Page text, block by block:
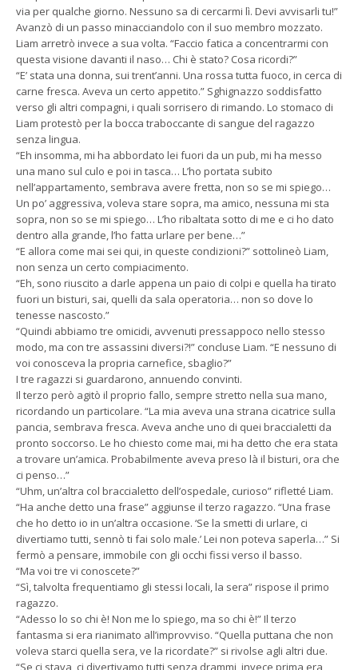
via per qualche giorno. Nessuno sa di cercarmi lì. Devi avvisarli tu!”
Avanzò di un passo minacciandolo con il suo membro mozzato.
Liam arretrò invece a sua volta. “Faccio fatica a concentrarmi con
questa visione davanti il naso… Chi è stato? Cosa ricordi?”
“E’ stata una donna, sui trent’anni. Una rossa tutta fuoco, in cerca di
carne fresca. Aveva un certo appetito.” Sghignazzo soddisfatto
verso gli altri compagni, i quali sorrisero di rimando. Lo stomaco di
Liam protestò per la bocca traboccante di sangue del ragazzo
senza lingua.
“Eh insomma, mi ha abbordato lei fuori da un pub, mi ha messo
una mano sul culo e poi in tasca… L’ho portata subito
nell’appartamento, sembrava avere fretta, non so se mi spiego…
Un po’ aggressiva, voleva stare sopra, ma amico, nessuna mi sta
sopra, non so se mi spiego… L’ho ribaltata sotto di me e ci ho dato
dentro alla grande, l’ho fatta urlare per bene…”
“E allora come mai sei qui, in queste condizioni?” sottolineò Liam,
non senza un certo compiacimento.
“Eh, sono riuscito a darle appena un paio di colpi e quella ha tirato
fuori un bisturi, sai, quelli da sala operatoria… non so dove lo
tenesse nascosto.”
“Quindi abbiamo tre omicidi, avvenuti pressappoco nello stesso
modo, ma con tre assassini diversi?!” concluse Liam. “E nessuno di
voi conosceva la propria carnefice, sbaglio?”
I tre ragazzi si guardarono, annuendo convinti.
Il terzo però agitò il proprio fallo, sempre stretto nella sua mano,
ricordando un particolare. “La mia aveva una strana cicatrice sulla
pancia, sembrava fresca. Aveva anche uno di quei braccialetti da
pronto soccorso. Le ho chiesto come mai, mi ha detto che era stata
a trovare un’amica. Probabilmente aveva preso là il bisturi, ora che
ci penso…”
“Uhm, un’altra col braccialetto dell’ospedale, curioso” rifletté Liam.
“Ha anche detto una frase” aggiunse il terzo ragazzo. “Una frase
che ho detto io in un’altra occasione. ‘Se la smetti di urlare, ci
divertiamo tutti, sennò ti fai solo male.’ Lei non poteva saperla…” Si
fermò a pensare, immobile con gli occhi fissi verso il basso.
“Ma voi tre vi conoscete?”
“Sì, talvolta frequentiamo gli stessi locali, la sera” rispose il primo
ragazzo.
“Adesso lo so chi è! Non me lo spiego, ma so chi è!” Il terzo
fantasma si era rianimato all’improvviso. “Quella puttana che non
voleva starci quella sera, ve la ricordate?” si rivolse agli altri due.
“Se ci stava, ci divertivamo tutti senza drammi, invece prima era